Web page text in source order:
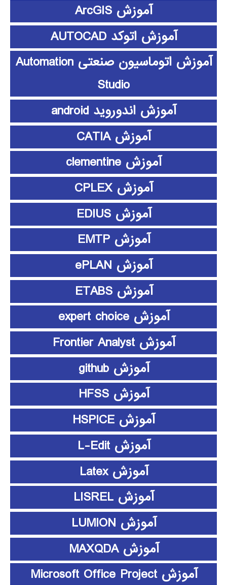
آموزش ArcGIS
آموزش اتوکد AUTOCAD
آموزش اتوماسیون صنعتی Automation
Studio
آموزش اندوروید android
آموزش CATIA
آموزش clementine
آموزش CPLEX
آموزش EDIUS
آموزش EMTP
آموزش ePLAN
آموزش ETABS
آموزش expert choice
آموزش Frontier Analyst
آموزش github
آموزش HFSS
آموزش HSPICE
آموزش L-Edit
آموزش Latex
آموزش LISREL
آموزش LUMION
آموزش MAXQDA
آموزش Microsoft Office Project